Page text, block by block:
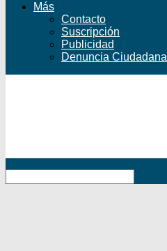
Más
Contacto
Suscripción
Publicidad
Denuncia Ciudadana